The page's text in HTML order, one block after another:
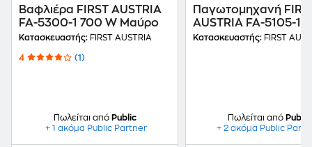
Βαφλιέρα FIRST AUSTRIA
FA-5300-1 700 W Μαύρο
Κατασκευαστής: FIRST AUSTRIA
4 (1)
Πωλείται από Public
+ 1 ακόμα Public Partner
Παγωτoμηχανή
AUSTRIA FA-5105-1
1.2 L Γκρί
Κατασκευαστής: FIRST
Πωλείται από Public
+ 2 ακόμα Public